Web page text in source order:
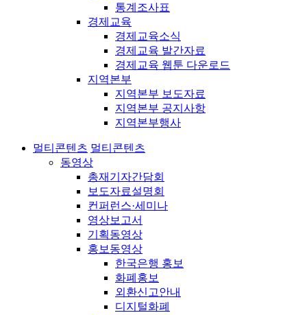
통계조사표
경제교육
경제교육소식
경제교육 발간자료
경제교육 웹툰 다운로드
지역본부
지역본부 보도자료
지역본부 공지사항
지역본부행사
멀티콘텐츠 멀티콘텐츠
동영상
총재기자간담회
보도자료설명회
컨퍼런스·세미나
영상보고서
기획동영상
홍보동영상
한국은행 홍보
화폐홍보
외환신고안내
디지털화폐